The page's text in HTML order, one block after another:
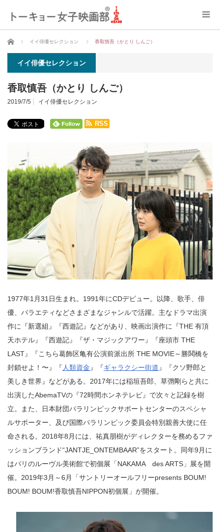
ホーム イイ俳優セレクション 香取慎吾（かとり しんご）
イイ俳優セレクション
香取慎吾（かとり しんご）
2019/7/5 イイ俳優セレクション
RSS
1977年1月31日生まれ。1991年にCDデビュー。以降、歌手、俳
優、バラエティなどさまざまなジャンルで活躍。主なドラマ出演
作に『新選組』『西遊記』などがあり、映画出演作に『THE 有頂
天ホテル』『西遊記』『ザ・マジックアワー』『座頭市 THE
LAST』『こちら葛飾区亀有公演前派出所 THE MOVIE～勝鬨橋を
封鎖せよ！〜』『 人類資金 』『ギャラクシー街道 』『クソ野郎と
美しき世界』などがある。2017年には稲垣吾郎、草彅剛らと共に
出演したAbemaTVの『72時間ホンネテレビ』で次々と記録を樹
立。また、日本財団パラリンピックサポートセンターのスペシャ
ルサポーター、及び国際パラリンピック委員会特別親善大使に任
命される。2018年8月には、祐真朋樹がディレクターを務めるファ
ッションブランド“JANTJE_ONTEMBAAR”をスタート。同年9月に
はパリのルーヴル美術館で初個展「NAKAMA des ARTS」展を開
催。2019年3月～6月「サントリーオールフリーpresents BOUM!
BOUM! BOUM!香取慎吾NIPPON初個展」が開催。